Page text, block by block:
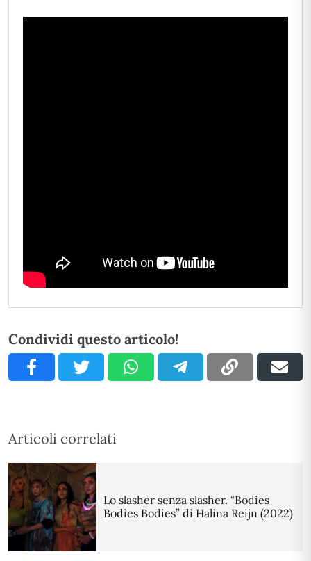
Condividi questo articolo!
Articoli correlati
Lo slasher senza slasher. “Bodies
Bodies Bodies” di Halina Reijn (2022)